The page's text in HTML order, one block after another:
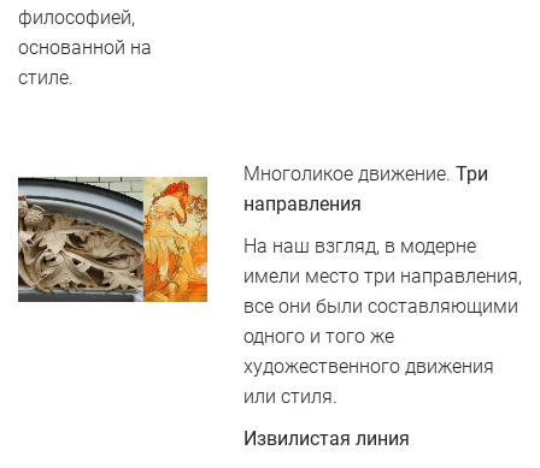
философией,
основанной на
стиле.
Многоликое движение. Три
направления
На наш взгляд, в модерне
имели место три направления,
все они были составляющими
одного и того же
художественного движения
или стиля.
Извилистая линия